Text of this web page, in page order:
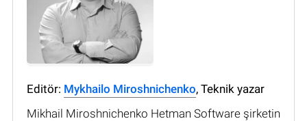
Editör: Mykhailo Miroshnichenko, Teknik yazar
Mikhail Miroshnichenko Hetman Software şirketin